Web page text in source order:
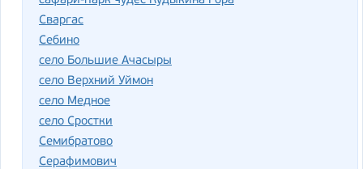
Сваргас
Себино
село Большие Ачасыры
село Верхний Уймон
село Медное
село Сростки
Семибратово
Серафимович